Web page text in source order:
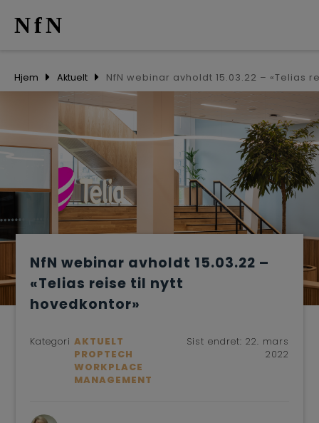
AKTUELT
NETTVERK
OM OSS
NfN
Hjem Aktuelt
NfN webinar avholdt 15.03.22 –
«Telias reise til nytt
hovedkontor»
Kategori AKTUELT
PROPTECH
WORKPLACE
MANAGEMENT
Sist endret: 22. mars
2022